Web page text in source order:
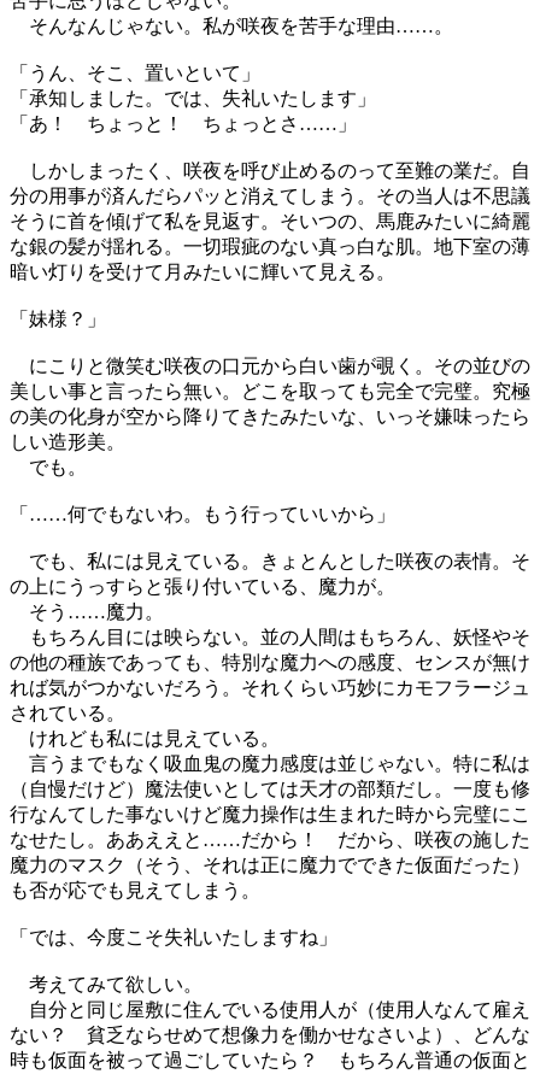
そんなんじゃない。私が咲夜を苦手な理由……。
「うん、そこ、置いといて」
「承知しました。では、失礼いたします」
「あ！ ちょっと！ ちょっとさ……」
しかしまったく、咲夜を呼び止めるのって至難の業だ。自
分の用事が済んだらパッと消えてしまう。その当人は不思議
そうに首を傾げて私を見返す。そいつの、馬鹿みたいに綺麗
な銀の髪が揺れる。一切瑕疵のない真っ白な肌。地下室の薄
暗い灯りを受けて月みたいに輝いて見える。
「妹様？」
にこりと微笑む咲夜の口元から白い歯が覗く。その並びの
美しい事と言ったら無い。どこを取っても完全で完璧。究極
の美の化身が空から降りてきたみたいな、いっそ嫌味ったら
しい造形美。
でも。
「……何でもないわ。もう行っていいから」
でも、私には見えている。きょとんとした咲夜の表情。そ
の上にうっすらと張り付いている、魔力が。
そう……魔力。
もちろん目には映らない。並の人間はもちろん、妖怪やそ
の他の種族であっても、特別な魔力への感度、センスが無け
れば気がつかないだろう。それくらい巧妙にカモフラージュ
されている。
けれども私には見えている。
言うまでもなく吸血鬼の魔力感度は並じゃない。特に私は
（自慢だけど）魔法使いとしては天才の部類だし。一度も修
行なんてした事ないけど魔力操作は生まれた時から完璧にこ
なせたし。ああええと……だから！ だから、咲夜の施した
魔力のマスク（そう、それは正に魔力でできた仮面だった）
も否が応でも見えてしまう。
「では、今度こそ失礼いたしますね」
考えてみて欲しい。
自分と同じ屋敷に住んでいる使用人が（使用人なんて雇え
ない？ 貧乏ならせめて想像力を働かせなさいよ）、どんな
時も仮面を被って過ごしていたら？ もちろん普通の仮面と